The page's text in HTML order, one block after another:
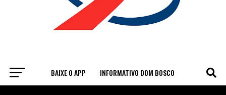
BAIXE O APP INFORMATIVO DOM BOSCO